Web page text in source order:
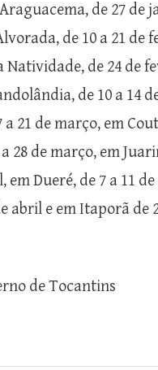
de 27 de
de 10 a 21 de
Natividade, de 24 de
de 10 a 14
a 21 de março, em
28 de março, em
em Dueré, de 7 a 11
abril e em Itaporã de
de Tocantins